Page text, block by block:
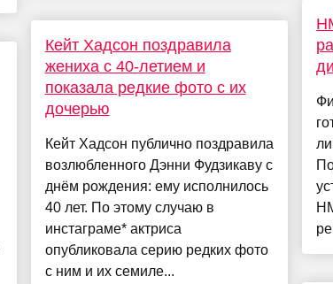
Кейт Хадсон поздравила
жениха с 40-летием и
показала редкие фото с их
дочерью
Кейт Хадсон публично поздравила
возлюбленного Дэнни Фудзикаву с
днём рождения: ему исполнилось
40 лет. По этому случаю в
инстаграме* актриса
опубликовала серию редких фото
с ним и их семиле...